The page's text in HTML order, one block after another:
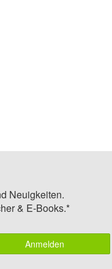
Neuigkeiten.
& E-Books.*
Anmelden